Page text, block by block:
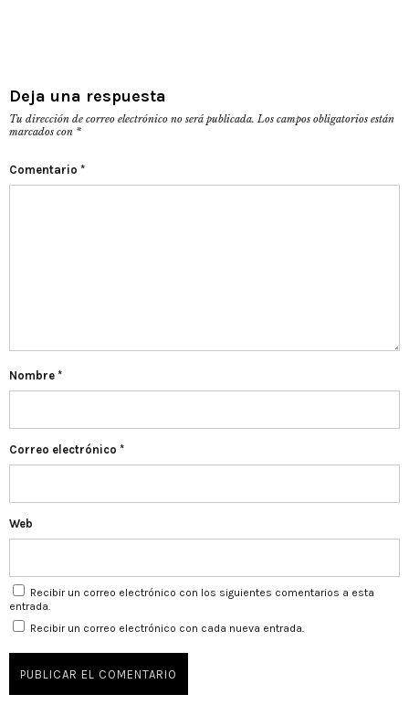
Deja una respuesta
Tu dirección de correo electrónico no será publicada. Los campos obligatorios están
marcados con *
Comentario *
Nombre *
Correo electrónico *
Web
Recibir un correo electrónico con los siguientes comentarios a esta
entrada.
Recibir un correo electrónico con cada nueva entrada.